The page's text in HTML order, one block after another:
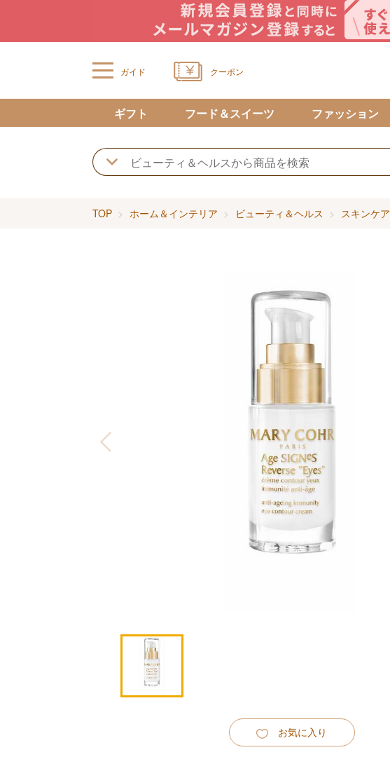
ガイド クーポン
ギフト フード＆スイーツ ファッション
TOP ホーム＆インテリア ビューティ＆ヘルス スキンケア
お気に入り